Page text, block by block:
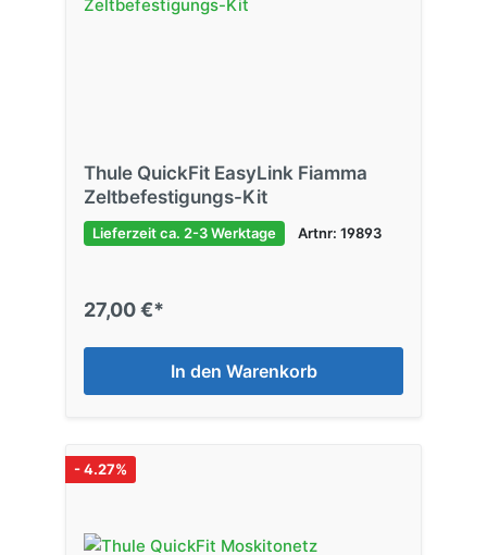
Thule QuickFit EasyLink Fiamma
Zeltbefestigungs-Kit
Lieferzeit ca. 2-3 Werktage Artnr: 19893
27,00 €*
In den Warenkorb
- 4.27%